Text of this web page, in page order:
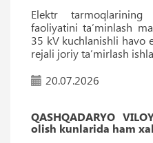
Elektr
faoliyatini taʼminlash
35 kV kuchlanishli havo
rejali joriy taʼmirlash
20.07.2026
QASHQADARYO
olish kunlarida ham